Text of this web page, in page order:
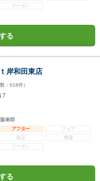
クーポン
る
岸和田東店
： 618件）
南部
アフター
フェア
保証
整備
クーポン
る